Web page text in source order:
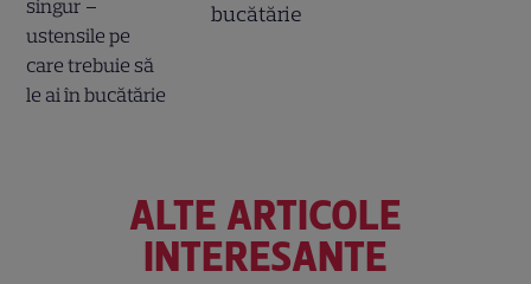
bucătărie
ALTE ARTICOLE
INTERESANTE